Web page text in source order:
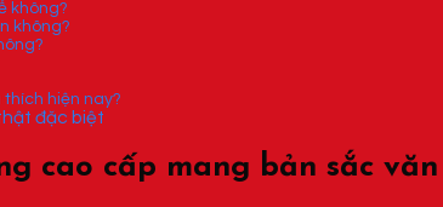
không?
không?
thích hiện nay?
đặc biệt
cao cấp mang bản sắc